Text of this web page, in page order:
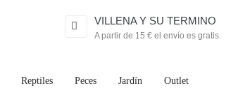
VILLENA Y SU TERMINO
A partir de 15 € el envío es gratis.
Reptiles Peces Jardín Outlet